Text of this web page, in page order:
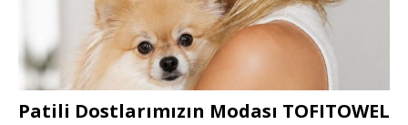
Patili Dostlarımızın Modası TOFITOWEL